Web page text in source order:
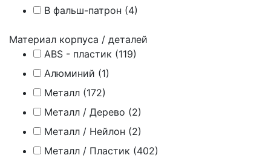
В фальш-патрон (4)
Материал корпуса / деталей
ABS - пластик (119)
Алюминий (1)
Металл (172)
Металл / Дерево (2)
Металл / Нейлон (2)
Металл / Пластик (402)